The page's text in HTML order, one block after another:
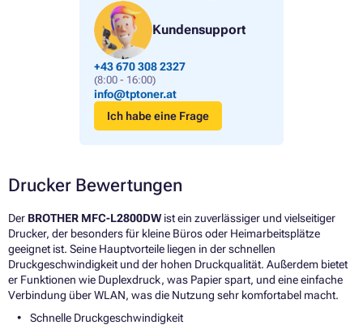
Kundensupport
+43 670 308 2327
(8:00 - 16:00)
info@tptoner.at
Ich habe eine Frage
Drucker Bewertungen
Der BROTHER MFC-L2800DW ist ein zuverlässiger und vielseitiger
Drucker, der besonders für kleine Büros oder Heimarbeitsplätze
geeignet ist. Seine Hauptvorteile liegen in der schnellen
Druckgeschwindigkeit und der hohen Druckqualität. Außerdem bietet
er Funktionen wie Duplexdruck, was Papier spart, und eine einfache
Verbindung über WLAN, was die Nutzung sehr komfortabel macht.
Schnelle Druckgeschwindigkeit